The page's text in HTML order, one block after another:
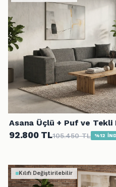
Asana Üçlü + Puf ve Tekli
92.800 TL105.450 TL %12
Kılıfı Değiştirilebilir